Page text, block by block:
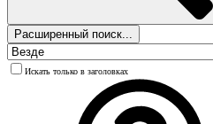
Расширенный поиск...
Искать только в заголовках